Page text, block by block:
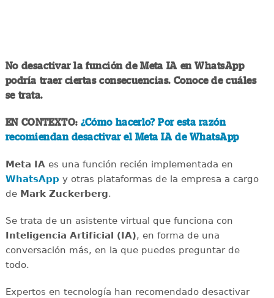
No desactivar la función de Meta IA en WhatsApp
podría traer ciertas consecuencias. Conoce de cuáles
se trata.
EN CONTEXTO:¿Cómo hacerlo? Por esta razón
recomiendan desactivar el Meta IA de WhatsApp
Meta IAes una función recién implementada en
WhatsApp y otras plataformas de la empresa a cargo
de Mark Zuckerberg.
Se trata de un asistente virtual que funciona con
Inteligencia Artificial (IA), en forma de una
conversación más, en la que puedes preguntar de
todo.
Expertos en tecnología han recomendado desactivar